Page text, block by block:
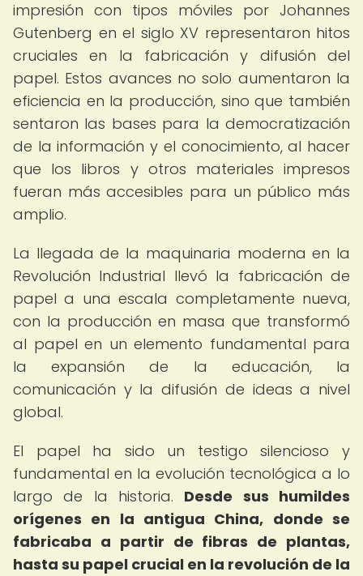
impresión con tipos móviles por Johannes
Gutenberg en el siglo XV representaron hitos
cruciales en la fabricación y difusión del
papel. Estos avances no solo aumentaron la
eficiencia en la producción, sino que también
sentaron las bases para la democratización
de la información y el conocimiento, al hacer
que los libros y otros materiales impresos
fueran más accesibles para un público más
amplio.
La llegada de la maquinaria moderna en la
Revolución Industrial llevó la fabricación de
papel a una escala completamente nueva,
con la producción en masa que transformó
al papel en un elemento fundamental para
la expansión de la educación, la
comunicación y la difusión de ideas a nivel
global.
El papel ha sido un testigo silencioso y
fundamental en la evolución tecnológica a lo
largo de la historia. Desde sus humildes
orígenes en la antigua China, donde se
fabricaba a partir de fibras de plantas,
hasta su papel crucial en la revolución de la